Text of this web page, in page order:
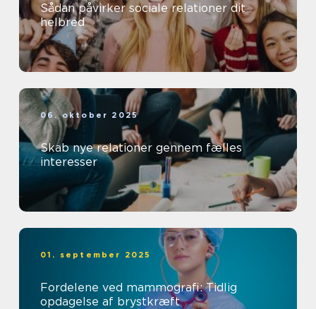
Sådan påvirker sociale relationer dit
helbred
06. oktober 2025
Skab nye relationer gennem fælles
interesser
01. september 2025
Fordelene ved mammografi: Tidlig
opdagelse af brystkræft